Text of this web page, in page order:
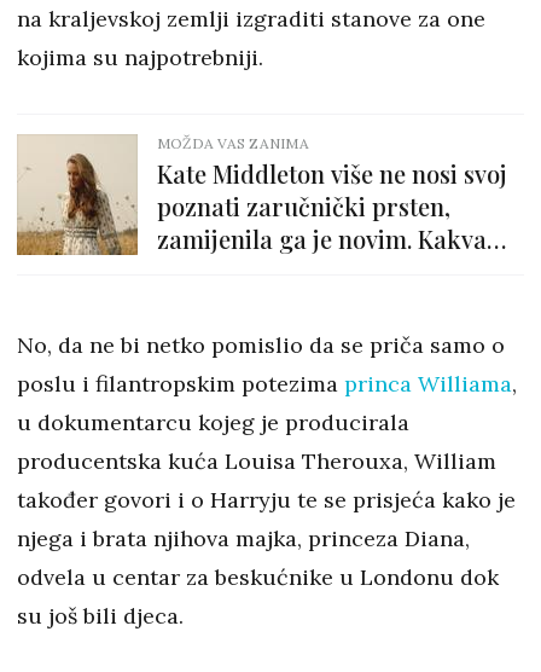
na kraljevskoj zemlji izgraditi stanove za one
kojima su najpotrebniji.
MOŽDA VAS ZANIMA
Kate Middleton više ne nosi svoj
poznati zaručnički prsten,
zamijenila ga je novim. Kakva
No, da ne bi netko pomislio da se priča samo o
poslu i filantropskim potezima princa Williama,
u dokumentarcu kojeg je producirala
producentska kuća Louisa Therouxa, William
također govori i o Harryju te se prisjeća kako je
njega i brata njihova majka, princeza Diana,
odvela u centar za beskućnike u Londonu dok
su još bili djeca.